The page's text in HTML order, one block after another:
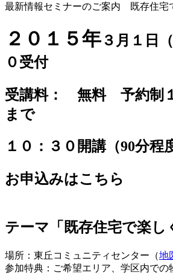
最新情報セミナーのご案内 既存住宅
２０１５年３月１日
０受付
受講料： 無料 予約制
まで
１０：３０開講（90分
お申込みはこちら
テーマ「既存住宅で楽し
場所：東丘コミュニティセンター（地
参加特典：ご希望エリア、学区内での